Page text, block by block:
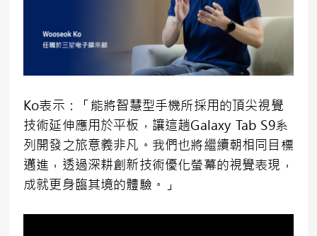
Ko表示：「能將智慧型手機所採用的頂尖視覺
技術延伸應用於平板，讓這趟Galaxy Tab S9系
列開發之旅意義非凡。我們也將繼續朝相同目標
邁進，透過深耕創新技術優化螢幕的視覺表現，
成就更身臨其境的體驗。」